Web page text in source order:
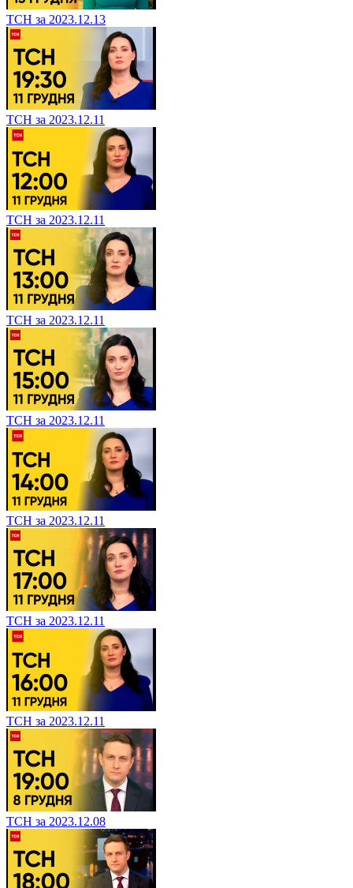
ТСН за 2023.12.13
ТСН за 2023.12.11
ТСН за 2023.12.11
ТСН за 2023.12.11
ТСН за 2023.12.11
ТСН за 2023.12.11
ТСН за 2023.12.11
ТСН за 2023.12.11
ТСН за 2023.12.08